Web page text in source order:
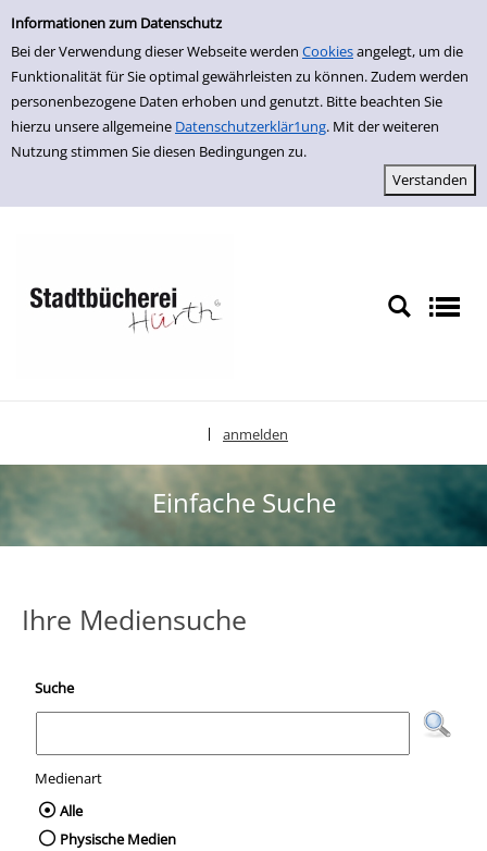
Einfache Suche
Informationen zum Datenschutz
Bei der Verwendung dieser Webseite werden Cookiesangelegt, um die
Funktionalität für Sie optimal gewährleisten zu können. Zudem werden
personenbezogene Daten erhoben und genutzt. Bitte beachten Sie
hierzu unsere allgemeine Datenschutzerklär1ung. Mit der weiteren
Nutzung stimmen Sie diesen Bedingungen zu.
zur Navigation springen
zum Inhalt springen
Zur Detailanzeige springen
anmelden
Einfache Suche
Ihre Mediensuche
Suche
Medienart
Wählen Sie die Medienart nach der Sie
Alle
Physische Medien